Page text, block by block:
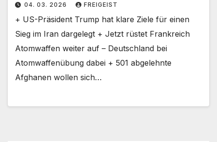
04. 03. 2026 FREIGEIST
+ US-Präsident Trump hat klare Ziele für einen
Sieg im Iran dargelegt + Jetzt rüstet Frankreich
Atomwaffen weiter auf – Deutschland bei
Atomwaffenübung dabei + 501 abgelehnte
Afghanen wollen sich…